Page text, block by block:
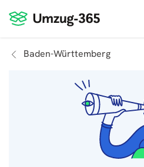
Baden-Württemberg